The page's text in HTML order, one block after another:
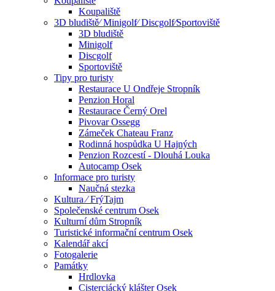
Koupaliště
3D bludiště⁄ Minigolf⁄ Discgolf⁄Sportoviště
3D bludiště
Minigolf
Discgolf
Sportoviště
Tipy pro turisty
Restaurace U Ondřeje Stropník
Penzion Horal
Restaurace Černý Orel
Pivovar Ossegg
Zámeček Chateau Franz
Rodinná hospůdka U Hajných
Penzion Rozcestí - Dlouhá Louka
Autocamp Osek
Informace pro turisty
Naučná stezka
Kultura ⁄ FrýTajm
Společenské centrum Osek
Kulturní dům Stropník
Turistické informační centrum Osek
Kalendář akcí
Fotogalerie
Památky
Hrdlovka
Cisterciácký klášter Osek